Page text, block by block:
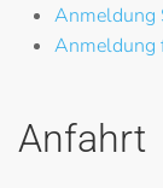
Anmeldung
Anmeldung
Anfahrt